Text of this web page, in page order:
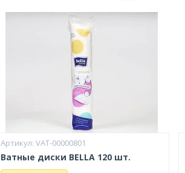
VAT-00000801
Ватные диски BELLA 120 шт.